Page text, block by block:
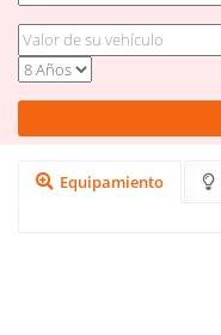
Equipamiento